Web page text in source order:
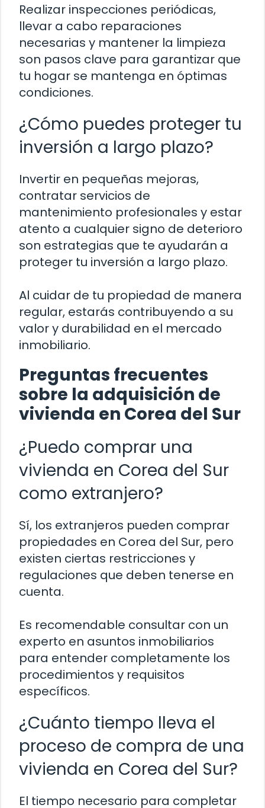
Realizar inspecciones periódicas,
llevar a cabo reparaciones
necesarias y mantener la limpieza
son pasos clave para garantizar que
tu hogar se mantenga en óptimas
condiciones.
¿Cómo puedes proteger tu
inversión a largo plazo?
Invertir en pequeñas mejoras,
contratar servicios de
mantenimiento profesionales y estar
atento a cualquier signo de deterioro
son estrategias que te ayudarán a
proteger tu inversión a largo plazo.
Al cuidar de tu propiedad de manera
regular, estarás contribuyendo a su
valor y durabilidad en el mercado
inmobiliario.
Preguntas frecuentes
sobre la adquisición de
vivienda en Corea del Sur
¿Puedo comprar una
vivienda en Corea del Sur
como extranjero?
Sí, los extranjeros pueden comprar
propiedades en Corea del Sur, pero
existen ciertas restricciones y
regulaciones que deben tenerse en
cuenta.
Es recomendable consultar con un
experto en asuntos inmobiliarios
para entender completamente los
procedimientos y requisitos
específicos.
¿Cuánto tiempo lleva el
proceso de compra de una
vivienda en Corea del Sur?
El tiempo necesario para completar